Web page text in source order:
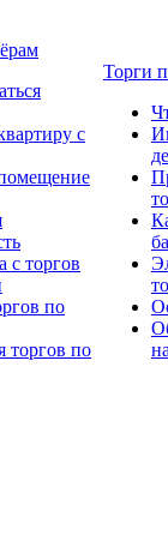
с
с торгов
по
торгов по
Торги